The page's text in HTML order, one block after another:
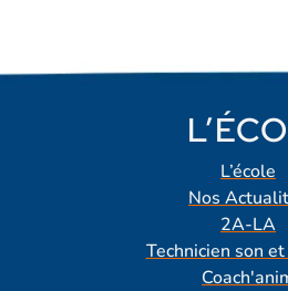
L’école
Nos
2A-LA
Technicien son